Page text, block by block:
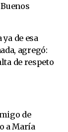
ya de esa
agregó:
de respeto
de
a María